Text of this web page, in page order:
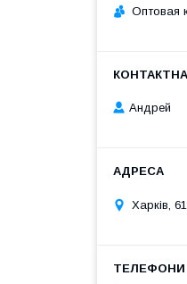
Оптовая
Андрей
Харків,